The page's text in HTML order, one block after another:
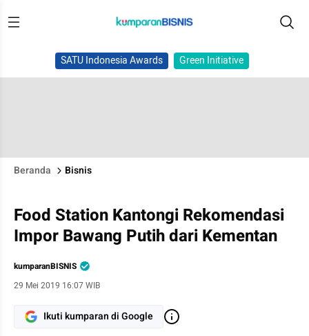
SATU Indonesia Awards Green Initiative
Beranda Bisnis
Food Station Kantongi Rekomendasi
Impor Bawang Putih dari Kementan
kumparanBISNIS
29 Mei 2019 16:07 WIB
Ikuti kumparan di Google